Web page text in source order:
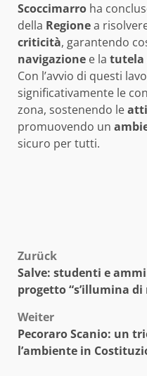
Scoccimarro ha
della Regionea
criticità, garantendo
navigazione e la tutela
Con l’avvio di questi
significativamente le
zona, sostenendo le
promuovendo un
sicuro per tutti.
Zurück
Salve: studenti e
progetto “s’illumina di
Weiter
Pecoraro Scanio: un
l’ambiente in